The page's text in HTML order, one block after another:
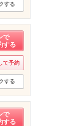
する
で
する
て予約
する
で
する